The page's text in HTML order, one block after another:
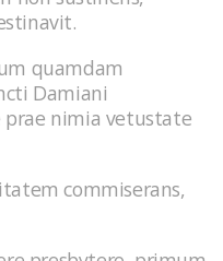
quamdam
Damiani
prae nimia vetustate
commiserans,